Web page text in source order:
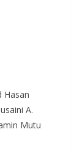
Hasan
A.
Mutu